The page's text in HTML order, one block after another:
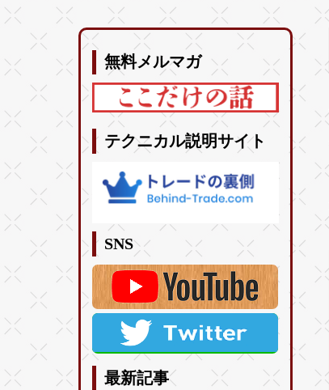
無料メルマガ
テクニカル説明サイト
SNS
最新記事